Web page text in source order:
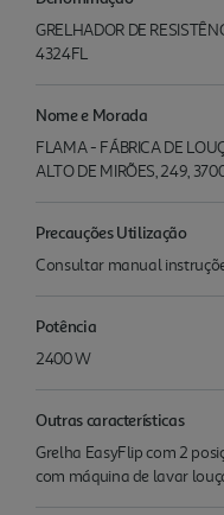
GRELHADOR DE
4324FL
Nome e Morada
FLAMA - FÁBRICA DE
ALTO DE MIRÕES, 249,
Precauções Utilização
Consultar manual
Potência
2400 W
Outras características
Grelha EasyFlip com 2
com máquina de lavar